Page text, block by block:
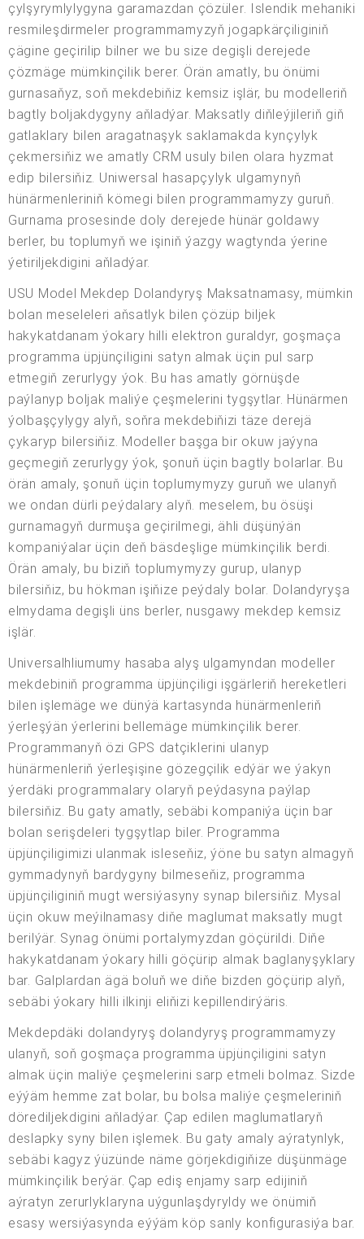
çylşyrymlylygyna garamazdan çözüler. Islendik mehaniki
resmileşdirmeler programmamyzyň jogapkärçiliginiň
çägine geçirilip bilner we bu size degişli derejede
çözmäge mümkinçilik berer. Örän amatly, bu önümi
gurnasaňyz, soň mekdebiňiz kemsiz işlär, bu modelleriň
bagtly boljakdygyny aňladýar. Maksatly diňleýjileriň giň
gatlaklary bilen aragatnaşyk saklamakda kynçylyk
çekmersiňiz we amatly CRM usuly bilen olara hyzmat
edip bilersiňiz. Uniwersal hasapçylyk ulgamynyň
hünärmenleriniň kömegi bilen programmamyzy guruň.
Gurnama prosesinde doly derejede hünär goldawy
berler, bu toplumyň we işiniň ýazgy wagtynda ýerine
ýetiriljekdigini aňladýar.
USU Model Mekdep Dolandyryş Maksatnamasy, mümkin
bolan meseleleri aňsatlyk bilen çözüp biljek
hakykatdanam ýokary hilli elektron guraldyr, goşmaça
programma üpjünçiligini satyn almak üçin pul sarp
etmegiň zerurlygy ýok. Bu has amatly görnüşde
paýlanyp boljak maliýe çeşmelerini tygşytlar. Hünärmen
ýolbaşçylygy alyň, soňra mekdebiňizi täze derejä
çykaryp bilersiňiz. Modeller başga bir okuw jaýyna
geçmegiň zerurlygy ýok, şonuň üçin bagtly bolarlar. Bu
örän amaly, şonuň üçin toplumymyzy guruň we ulanyň
we ondan dürli peýdalary alyň. meselem, bu ösüşi
gurnamagyň durmuşa geçirilmegi, ähli düşünýän
kompaniýalar üçin deň bäsdeşlige mümkinçilik berdi.
Örän amaly, bu biziň toplumymyzy gurup, ulanyp
bilersiňiz, bu hökman işiňize peýdaly bolar. Dolandyryşa
elmydama degişli üns berler, nusgawy mekdep kemsiz
işlär.
Universalhliumumy hasaba alyş ulgamyndan modeller
mekdebiniň programma üpjünçiligi işgärleriň hereketleri
bilen işlemäge we dünýä kartasynda hünärmenleriň
ýerleşýän ýerlerini bellemäge mümkinçilik berer.
Programmanyň özi GPS datçiklerini ulanyp
hünärmenleriň ýerleşişine gözegçilik edýär we ýakyn
ýerdäki programmalary olaryň peýdasyna paýlap
bilersiňiz. Bu gaty amatly, sebäbi kompaniýa üçin bar
bolan serişdeleri tygşytlap biler. Programma
üpjünçiligimizi ulanmak isleseňiz, ýöne bu satyn almagyň
gymmadynyň bardygyny bilmeseňiz, programma
üpjünçiliginiň mugt wersiýasyny synap bilersiňiz. Mysal
üçin okuw meýilnamasy diňe maglumat maksatly mugt
berilýär. Synag önümi portalymyzdan göçürildi. Diňe
hakykatdanam ýokary hilli göçürip almak baglanyşyklary
bar. Galplardan ägä boluň we diňe bizden göçürip alyň,
sebäbi ýokary hilli ilkinji eliňizi kepillendirýäris.
Mekdepdäki dolandyryş dolandyryş programmamyzy
ulanyň, soň goşmaça programma üpjünçiligini satyn
almak üçin maliýe çeşmelerini sarp etmeli bolmaz. Sizde
eýýäm hemme zat bolar, bu bolsa maliýe çeşmeleriniň
dörediljekdigini aňladýar. Çap edilen maglumatlaryň
deslapky syny bilen işlemek. Bu gaty amaly aýratynlyk,
sebäbi kagyz ýüzünde näme görjekdigiňize düşünmäge
mümkinçilik berýär. Çap ediş enjamy sarp edijiniň
aýratyn zerurlyklaryna uýgunlaşdyryldy we önümiň
esasy wersiýasynda eýýäm köp sanly konfigurasiýa bar.